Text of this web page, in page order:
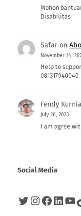
Mohon
Disabilitas
Safaron
November 14,
Help to
081317940040
Fendy
July 26, 2023
I am agree
Social Media
Twitter
Instagram